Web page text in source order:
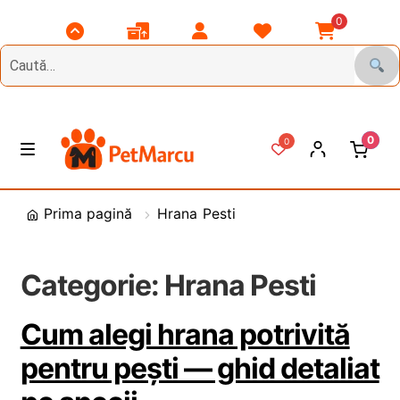
Treci
Sări
M
i
0 0
CAINI
i
n
PASARI
x
t
PESCUIT
Prima pagină Hrana Pesti
Categorie: Hrana Pesti
Cum alegi hrana potrivită
pentru pești — ghid detaliat
Scroll
ComenzileContul
0
Coșul
Meu